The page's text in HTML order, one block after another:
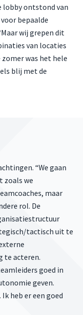
lobby ontstond van
bepaalde
wij grepen dit
van locaties
was het hele
blij met de
“We gaan
zoals we
maar
rol. De
tactisch uit te
te acteren.
goed in
geven.
heb er een goed